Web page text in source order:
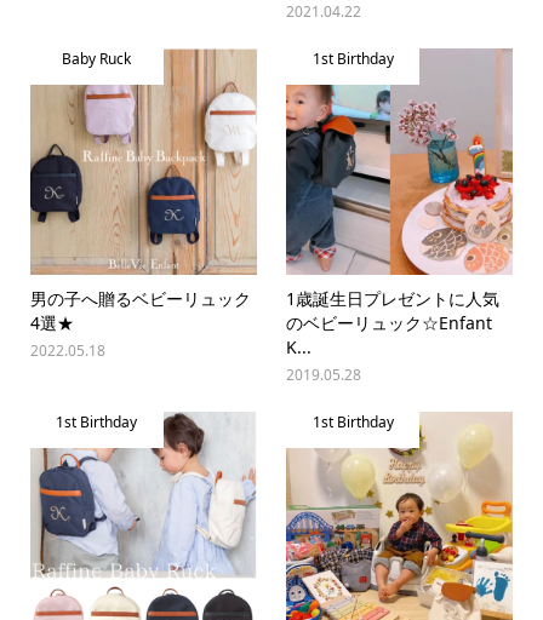
2021.04.22
Baby Ruck
男の子へ贈るベビーリュック
4選★
2022.05.18
1st Birthday
1歳誕生日プレゼントに人気
のベビーリュック☆Enfant
K...
2019.05.28
1st Birthday 1st Birthday